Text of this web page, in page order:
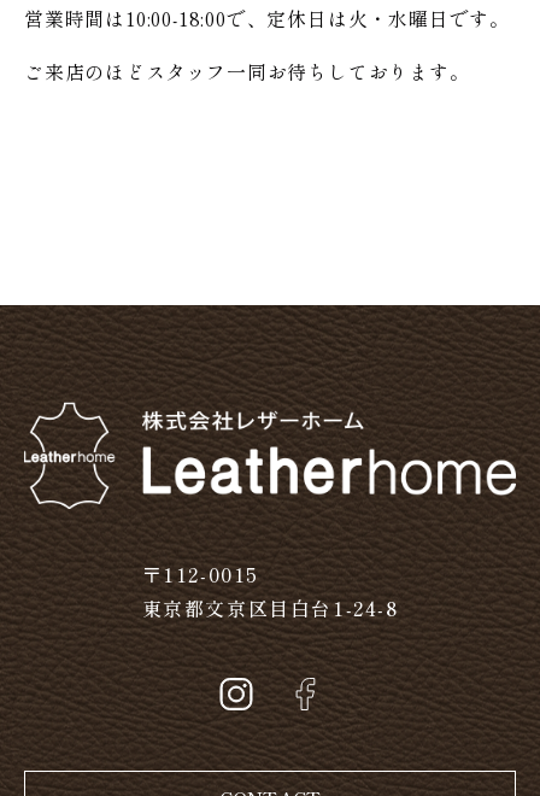
営業時間は10:00-18:00で、定休日は火・水曜日です。
ご来店のほどスタッフ一同お待ちしております。
〒112-0015
東京都文京区目白台1-24-8